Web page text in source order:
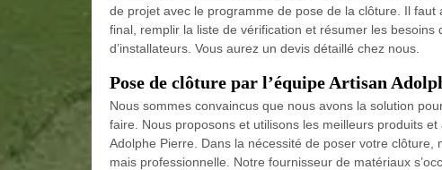
de projet avec le programme de pose de la clôture. Il
final, remplir la liste de vérification et résumer les
d’installateurs. Vous aurez un devis détaillé chez nous.
Pose de clôture par l’équipe Artisan
Nous sommes convaincus que nous avons la solution
faire. Nous proposons et utilisons les meilleurs produits
Adolphe Pierre. Dans la nécessité de poser votre clôture,
mais professionnelle. Notre fournisseur de matériaux